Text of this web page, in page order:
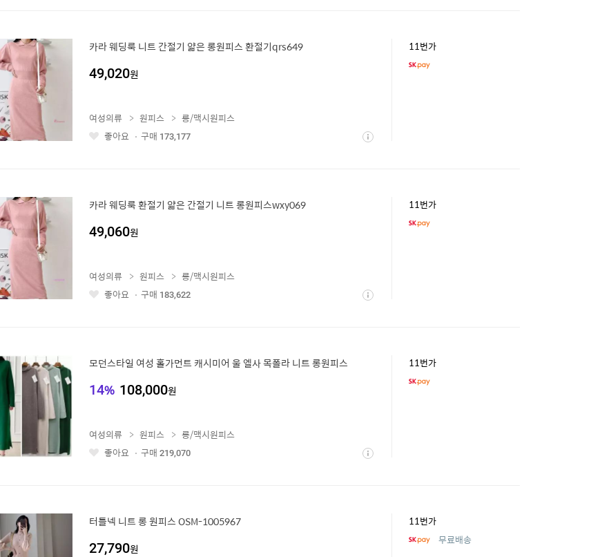
카라 웨딩룩 니트 간절기 얇은 롱원피스 환절기qrs649
49,020원
11번가
좋 상
여성의류 원피스
롱/맥시원피스
좋아요
구매 173,177
카라 웨딩룩 환절기 얇은 간절기 니트 롱원피스wxy069
49,060원
11번가
좋 상
여성의류 원피스
롱/맥시원피스
좋아요
구매 183,622
모던스타일 여성 홀가먼트 캐시미어 울 엘사 목폴라 니트 롱원피스
14% 108,000원
11번가
좋 상
여성의류 원피스
롱/맥시원피스
좋아요
구매 219,070
터틀넥 니트 롱 원피스 OSM-1005967
27,790원
11번가
무료배송